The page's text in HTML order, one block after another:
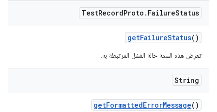
TestRecordProto . FailureStatus
getFailureStatus()
تعرِض هذه السمة حالة الفشل المرتبطة به.
String
getFormattedErrorMessage()